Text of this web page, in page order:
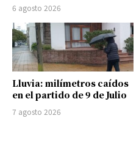
6 agosto 2026
Lluvia: milímetros caídos
en el partido de 9 de Julio
7 agosto 2026